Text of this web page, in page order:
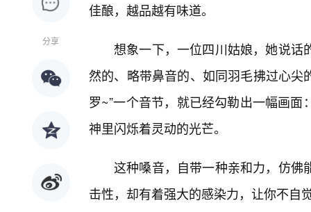
分享
佳酿，越品越有味道。
想象一下，一位四川姑娘，她说话
然的、略带鼻音的、如同羽毛拂过心尖
罗~”一个音节，就已经勾勒出一幅画
神里闪烁着灵动的光芒。
这种嗓音，自带一种亲和力，仿佛
击性，却有着强大的感染力，让你不自